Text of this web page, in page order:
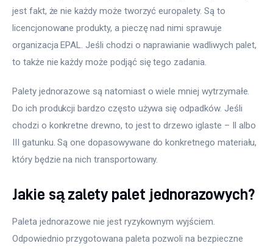
jest fakt, że nie każdy może tworzyć europalety. Są to
licencjonowane produkty, a pieczę nad nimi sprawuje
organizacja EPAL. Jeśli chodzi o naprawianie wadliwych palet,
to także nie każdy może podjąć się tego zadania.
Palety jednorazowe są natomiast o wiele mniej wytrzymałe.
Do ich produkcji bardzo często używa się odpadków. Jeśli
chodzi o konkretne drewno, to jest to drzewo iglaste – II albo
III gatunku. Są one dopasowywane do konkretnego materiału,
który będzie na nich transportowany.
Jakie są zalety palet jednorazowych?
Paleta jednorazowe nie jest ryzykownym wyjściem.
Odpowiednio przygotowana paleta pozwoli na bezpieczne